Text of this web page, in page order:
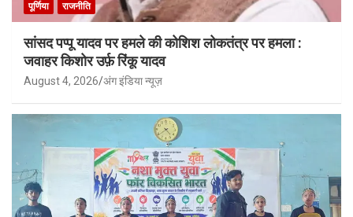
पूर्णिया राजनीति
सांसद पप्पू यादव पर हमले की कोशिश लोकतंत्र पर हमला :
जवाहर किशोर उर्फ़ रिंकू यादव
August 4, 2026 अंग इंडिया न्यूज़